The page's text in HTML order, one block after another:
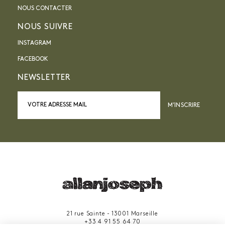
NOUS CONTACTER
NOUS SUIVRE
INSTAGRAM
FACEBOOK
NEWSLETTER
M’INSCRIRE
21 rue Sainte - 13001 Marseille
+33 4 91 55 64 70